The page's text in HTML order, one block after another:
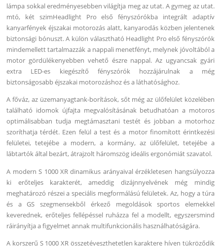
lámpa sokkal eredményesebben világítja meg az utat. A gymeg az utat.
mtó, két szimHeadlight Pro első fényszórókba integrált adaptív
kanyarfények éjszakai motorozás alatt, kanyarodás közben jelentenek
biztonsági bónuszt. A külön választható Headlight Pro első fényszórók
mindemellett tartalmazzák a nappali menetfényt, melynek jóvoltából a
motor gördülékenyebben vehető észre nappal. Az ugyancsak gyári
extra LED-es kiegészítő fényszórók hozzájárulnak a még
biztonságosabb éjszakai motorozáshoz és a láthatósághoz.
A főváz, az üzemanyagtank-borítások, sőt még az ülőfelület közelében
található idomok újfajta megvalósításának betudhatóan a motoros
optimálisabban tudja megtámasztani testét és jobban a motorhoz
szoríthatja térdét. Ezen felül a test és a motor finomított érintkezési
felületei, tetejébe a modern, a kormány, az ülőfelület, tetejébe a
lábtartók által bezárt, átrajzolt háromszög ideális ergonómiát szavatol.
A modern S 1000 XR dinamikus arányaival érzékletesen hangsúlyozza
ki erőteljes karakterét, ameddig dizájnnyelvének még mindig
meghatározó részei a speciális megformálású felületek. Az, hogy a túra
és a GS szegmensekből érkező megoldások sportos elemekkel
keverednek, erőteljes fellépéssel ruházza fel a modellt, egyszersmind
ráirányítja a figyelmet annak multifunkcionális használhatóságára.
A korszerű S 1000 XR összetéveszthetetlen karaktere híven tükröződik